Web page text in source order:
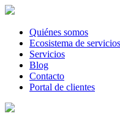
Quiénes somos
Ecosistema de servicios
Servicios
Blog
Contacto
Portal de clientes